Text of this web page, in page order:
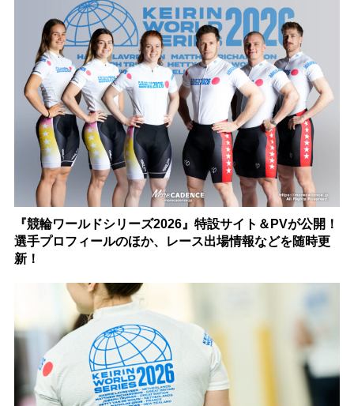
『競輪ワールドシリーズ2026』特設サイト＆PVが公開！
選手プロフィールのほか、レース出場情報などを随時更
新！